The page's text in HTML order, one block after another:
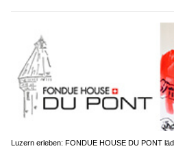
Luzern erleben: FONDUE HOUSE DU PONT